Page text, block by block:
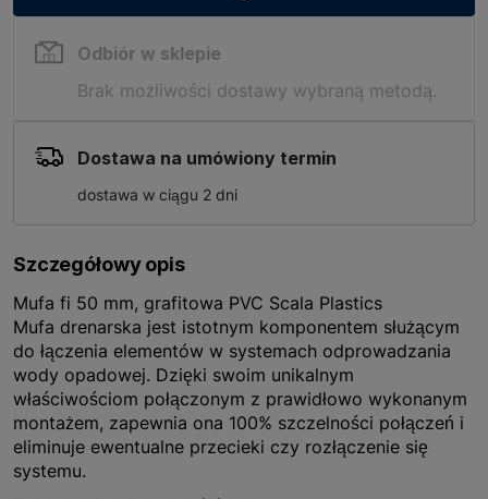
Odbiór w sklepie
Brak możliwości dostawy wybraną metodą.
Dostawa na umówiony termin
dostawa w ciągu 2 dni
Szczegółowy opis
Mufa fi 50 mm, grafitowa PVC Scala Plastics
Mufa drenarska jest istotnym komponentem służącym
do łączenia elementów w systemach odprowadzania
wody opadowej. Dzięki swoim unikalnym
właściwościom połączonym z prawidłowo wykonanym
montażem, zapewnia ona 100% szczelności połączeń i
eliminuje ewentualne przecieki czy rozłączenie się
systemu.
Główną zaletą tej mufy jest możliwość podłączenia